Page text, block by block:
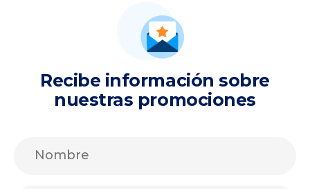
Recibe información sobre
nuestras promociones